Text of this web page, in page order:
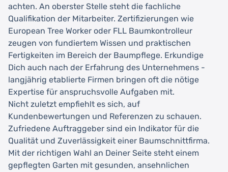
achten. An oberster Stelle steht die fachliche
Qualifikation der Mitarbeiter. Zertifizierungen wie
European Tree Worker oder FLL Baumkontrolleur
zeugen von fundiertem Wissen und praktischen
Fertigkeiten im Bereich der Baumpflege. Erkundige
Dich auch nach der Erfahrung des Unternehmens -
langjährig etablierte Firmen bringen oft die nötige
Expertise für anspruchsvolle Aufgaben mit.
Nicht zuletzt empfiehlt es sich, auf
Kundenbewertungen und Referenzen zu schauen.
Zufriedene Auftraggeber sind ein Indikator für die
Qualität und Zuverlässigkeit einer Baumschnittfirma.
Mit der richtigen Wahl an Deiner Seite steht einem
gepflegten Garten mit gesunden, ansehnlichen